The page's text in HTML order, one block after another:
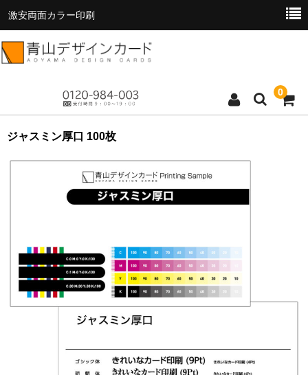
激安両面カラー印刷
0
トップページ
商品一覧
お読みください
お問い合わせ
特定商取引に基づく表記
ジャスミン厚口 100枚